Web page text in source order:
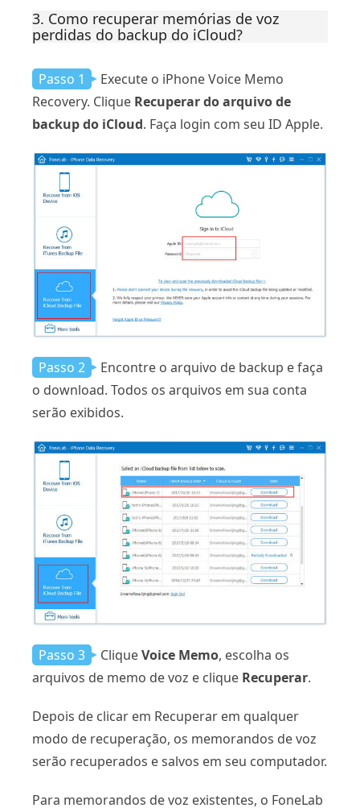
3. Como recuperar memórias de voz
perdidas do backup do iCloud?
Passo 1
Execute o iPhone Voice Memo
Recovery. Clique Recuperar do arquivo de
backup do iCloud. Faça login com seu ID Apple.
Passo 2
Encontre o arquivo de backup e faça
o download. Todos os arquivos em sua conta
serão exibidos.
Passo 3 CliqueVoice Memo, escolha os
arquivos de memo de voz e clique Recuperar.
Depois de clicar em Recuperar em qualquer
modo de recuperação, os memorandos de voz
serão recuperados e salvos em seu computador.
Para memorandos de voz existentes, o FoneLab